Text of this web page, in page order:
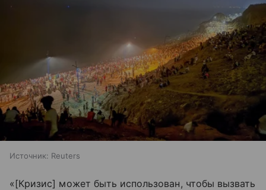
Источник: Reuters
«[Кризис] может быть использован, чтобы вызвать